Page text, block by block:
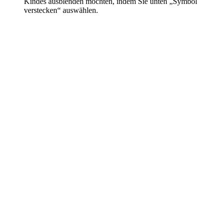
verstecken“ auswählen.